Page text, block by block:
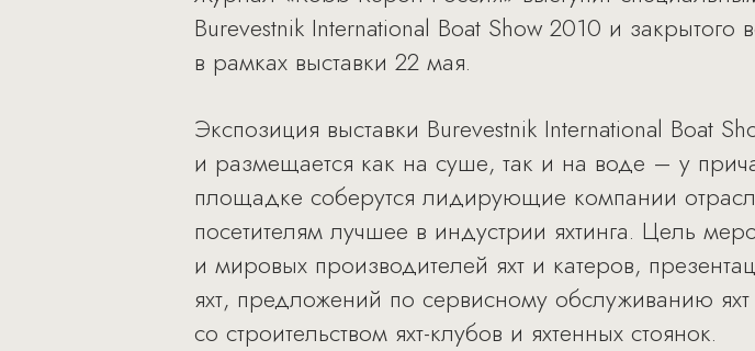
Burevestnik International Boat Show 2010 и
в рамках выставки 22 мая.
Экспозиция выставки Burevestnik International Boat
и размещается как на суше, так и на воде – у
площадке соберутся лидирующие компании
посетителям лучшее в индустрии яхтинга. Цель
и мировых производителей яхт и катеров,
яхт, предложений по сервисному обслуживанию
со строительством яхт-клубов и яхтенных стоянок.